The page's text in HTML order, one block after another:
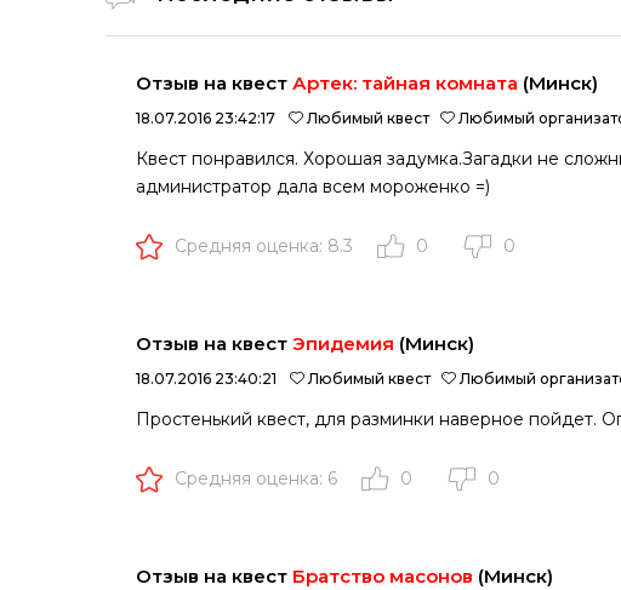
Отзыв на квест Артек: тайная комната (Минск)
18.07.2016 23:42:17 Любимый квест Любимый
Квест понравился. Хорошая задумка.Загадки не
администратор дала всем мороженко =)
Средняя оценка: 8.3 0 0
Отзыв на квест Эпидемия (Минск)
18.07.2016 23:40:21 Любимый квест Любимый
Простенький квест, для разминки наверное пойдет.
Средняя оценка: 6 0 0
Отзыв на квест Братство масонов (Минск)